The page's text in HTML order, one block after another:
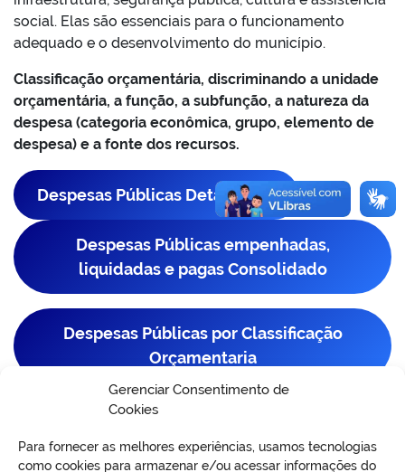
Gerenciar Consentimento de
Cookies
Para fornecer as melhores experiências, usamos tecnologias
como cookies para armazenar e/ou acessar informações do
social. Elas são essenciais para o funcionamento
adequado e o desenvolvimento do município.
Classificação orçamentária, discriminando a unidade
orçamentária, a função, a subfunção, a natureza da
despesa (categoria econômica, grupo, elemento de
despesa) e a fonte dos recursos.
Despesas Públicas Detalhadas
Despesas Públicas empenhadas,
liquidadas e pagas Consolidado
Despesas Públicas por Classificação
Orçamentaria